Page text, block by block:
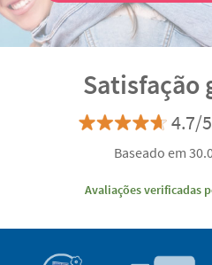
Satisfação
4.7/
Baseado em
Avaliações verificadas